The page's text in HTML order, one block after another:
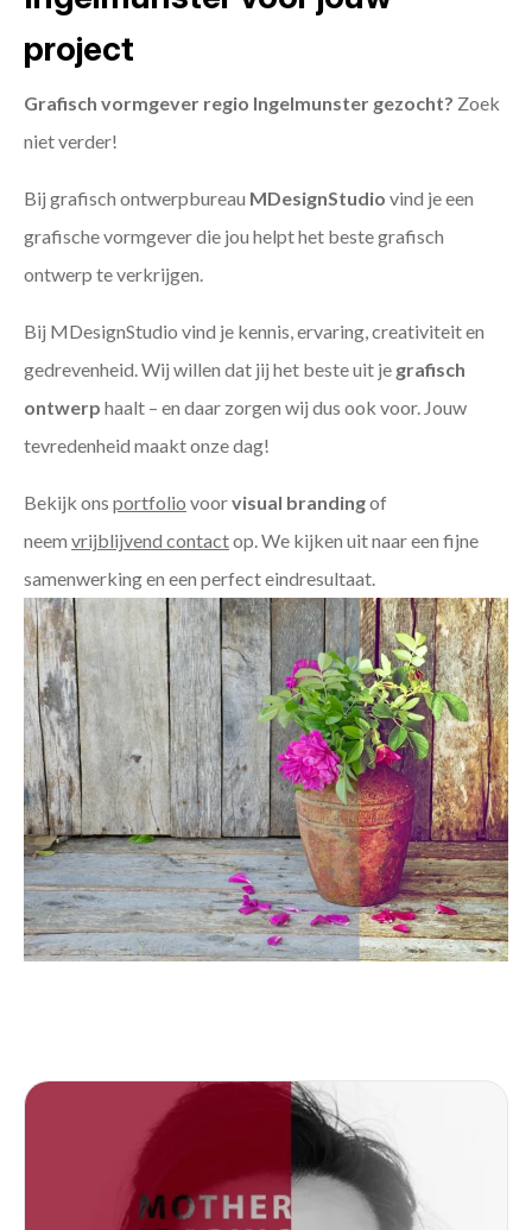
project
Grafisch vormgever regio Ingelmunster gezocht? Zoek
niet verder!
Bij grafisch ontwerpbureau MDesignStudio vind je een
grafische vormgever die jou helpt het beste grafisch
ontwerp te verkrijgen.
Bij MDesignStudio vind je kennis, ervaring, creativiteit en
gedrevenheid. Wij willen dat jij het beste uit je grafisch
ontwerp haalt – en daar zorgen wij dus ook voor. Jouw
tevredenheid maakt onze dag!
Bekijk ons portfolio voorvisual brandingof
neem vrijblijvend contactop. We kijken uit naar een fijne
samenwerking en een perfect eindresultaat.